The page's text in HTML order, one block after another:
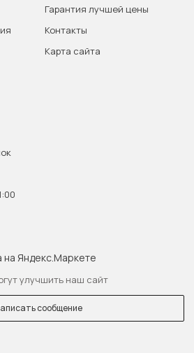
Гарантия лучшей цены
Контакты
Карта сайта
улучшить наш сайт
сообщение